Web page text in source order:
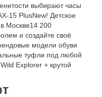
выбирают часы
15 PlusNew! Детское
Москве14 200
и создайте своё
модели обуви
туфли под любой
Explorer + крутой